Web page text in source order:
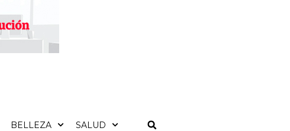
BELLEZA SALUD